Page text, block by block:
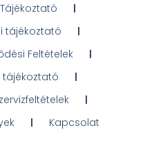
tájékoztató
Feltételek
tájékoztató
Kapcsolat